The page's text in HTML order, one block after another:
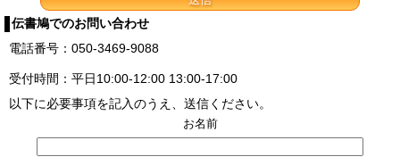
伝書鳩でのお問い合わせ
電話番号：050-3469-9088
受付時間：平日10:00-12:00 13:00-17:00
以下に必要事項を記入のうえ、送信ください。
お名前